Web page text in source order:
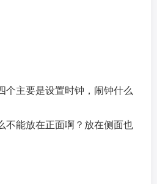
个主要是设置时钟，闹钟什么
不能放在正面啊？放在侧面也